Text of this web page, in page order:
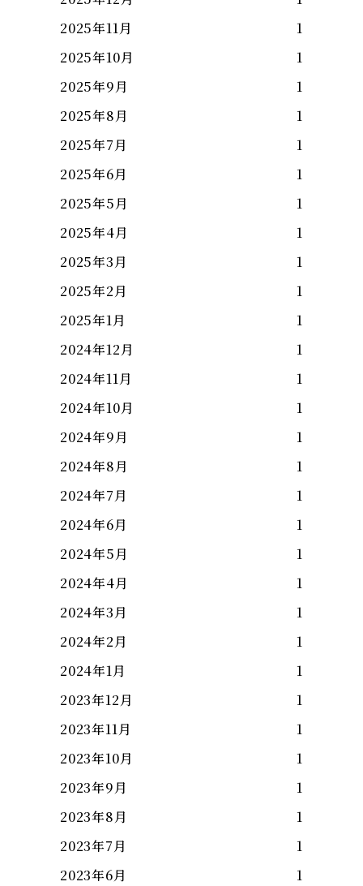
2025年11月
1
2025年10月
1
2025年9月
1
2025年8月
1
2025年7月
1
2025年6月
1
2025年5月
1
2025年4月
1
2025年3月
1
2025年2月
1
2025年1月
1
2024年12月
1
2024年11月
1
2024年10月
1
2024年9月
1
2024年8月
1
2024年7月
1
2024年6月
1
2024年5月
1
2024年4月
1
2024年3月
1
2024年2月
1
2024年1月
1
2023年12月
1
2023年11月
1
2023年10月
1
2023年9月
1
2023年8月
1
2023年7月
1
2023年6月
1